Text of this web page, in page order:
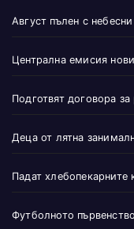
Август пълен с
Централна емисия
Подготвят договора
Деца от лятна
Падат хлебопекарните
Футболното